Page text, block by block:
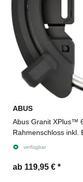
ABUS
Abus Granit XPlus™
Rahmenschloss inkl.
verfügbar
ab 119,95 € *